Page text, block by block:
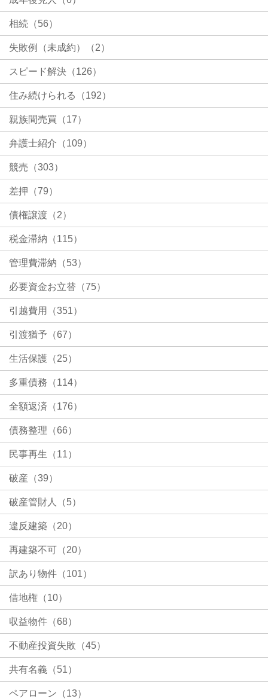
相続（56）
失敗例（未成約）（2）
スピード解決（126）
住み続けられる（192）
親族間売買（17）
弁護士紹介（109）
競売（303）
差押（79）
債権譲渡（2）
税金滞納（115）
管理費滞納（53）
必要資金お立替（75）
引越費用（351）
引渡猶予（67）
生活保護（25）
多重債務（114）
全額返済（176）
債務整理（66）
民事再生（11）
破産（39）
破産管財人（5）
違反建築（20）
再建築不可（20）
訳あり物件（101）
借地権（10）
収益物件（68）
不動産投資失敗（45）
共有名義（51）
ペアローン（13）